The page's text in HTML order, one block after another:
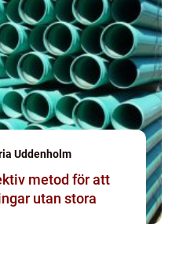
Uddenholm
utan stora